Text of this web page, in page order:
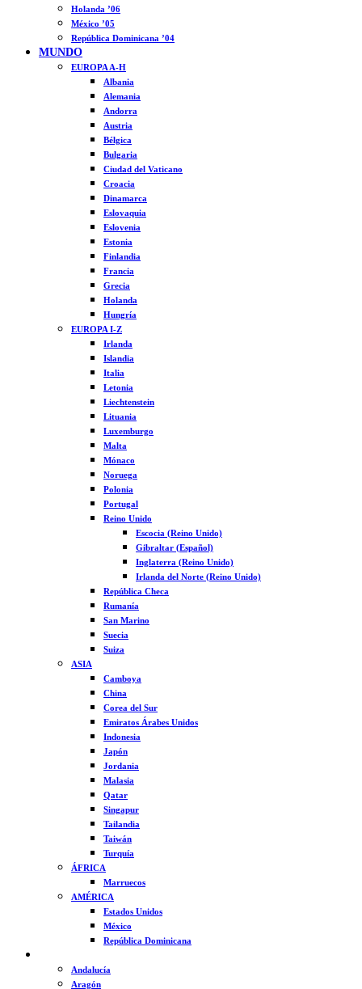
Holanda ’06
México ’05
República Dominicana ’04
MUNDO
EUROPA A-H
Albania
Alemania
Andorra
Austria
Bélgica
Bulgaria
Ciudad del Vaticano
Croacia
Dinamarca
Eslovaquia
Eslovenia
Estonia
Finlandia
Francia
Grecia
Holanda
Hungría
EUROPA I-Z
Irlanda
Islandia
Italia
Letonia
Liechtenstein
Lituania
Luxemburgo
Malta
Mónaco
Noruega
Polonia
Portugal
Reino Unido
Escocia (Reino Unido)
Gibraltar (Español)
Inglaterra (Reino Unido)
Irlanda del Norte (Reino Unido)
República Checa
Rumanía
San Marino
Suecia
Suiza
ASIA
Camboya
China
Corea del Sur
Emiratos Árabes Unidos
Indonesia
Japón
Jordania
Malasia
Qatar
Singapur
Tailandia
Taiwán
Turquía
ÁFRICA
Marruecos
AMÉRICA
Estados Unidos
México
República Dominicana
Andalucía
Aragón